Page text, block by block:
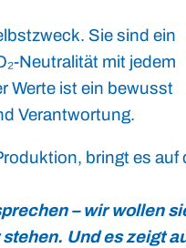
Sie sind ein
Neutralität mit jedem
Werte ist ein bewusst
Verantwortung.
bringt es auf
– wir wollen
Und es zeigt